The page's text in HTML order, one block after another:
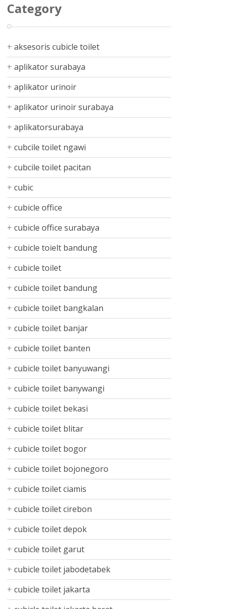
Category
aksesoris cubicle toilet
aplikator surabaya
aplikator urinoir
aplikator urinoir surabaya
aplikatorsurabaya
cubcile toilet ngawi
cubcile toilet pacitan
cubic
cubicle office
cubicle office surabaya
cubicle toielt bandung
cubicle toilet
cubicle toilet bandung
cubicle toilet bangkalan
cubicle toilet banjar
cubicle toilet banten
cubicle toilet banyuwangi
cubicle toilet banywangi
cubicle toilet bekasi
cubicle toilet blitar
cubicle toilet bogor
cubicle toilet bojonegoro
cubicle toilet ciamis
cubicle toilet cirebon
cubicle toilet depok
cubicle toilet garut
cubicle toilet jabodetabek
cubicle toilet jakarta